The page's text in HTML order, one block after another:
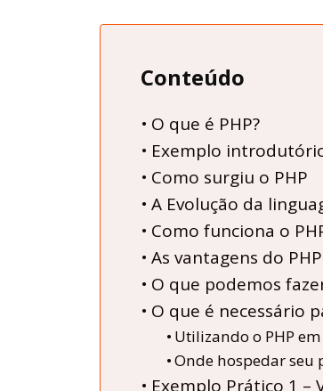
Conteúdo
O que é PHP?
Exemplo
Como surgiu o PHP
A Evolução da
Como funciona o
As vantagens do PHP
O que podemos
O que é necessário
Utilizando o PHP
Onde hospedar seu
Exemplo Prático 1 –